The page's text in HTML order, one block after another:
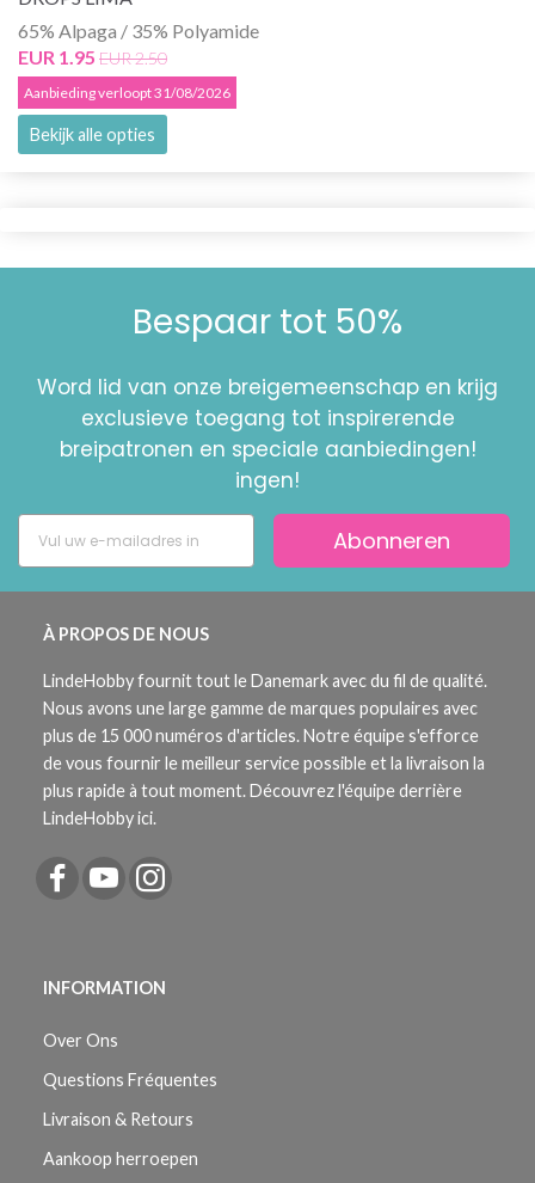
65% Alpaga / 35% Polyamide
EUR 1.95 EUR 2.50
Aanbieding verloopt 31/08/2026
Bekijk alle opties
Bespaar tot 50%
Word lid van onze breigemeenschap en krijg
exclusieve toegang tot inspirerende
breipatronen en speciale aanbiedingen!
ingen!
Abonneren
À PROPOS DE NOUS
LindeHobby fournit tout le Danemark avec du fil de qualité.
Nous avons une large gamme de marques populaires avec
plus de 15 000 numéros d'articles. Notre équipe s'efforce
de vous fournir le meilleur service possible et la livraison la
plus rapide à tout moment. Découvrez l'équipe derrière
LindeHobby ici.
INFORMATION
Over Ons
Questions Fréquentes
Livraison & Retours
Aankoop herroepen